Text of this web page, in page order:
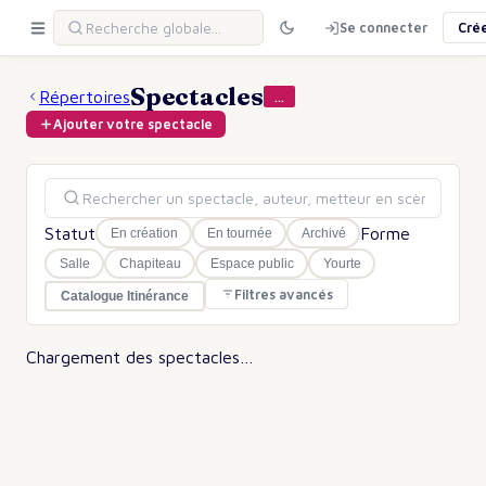
Se connecter
RépertoiresSpectacles
Ajouter votre spectacle
Statut En création En tournée Archivé Forme
Salle Chapiteau Espace public Yourte
Catalogue Itinérance Filtres avancés
Chargement des spectacles…